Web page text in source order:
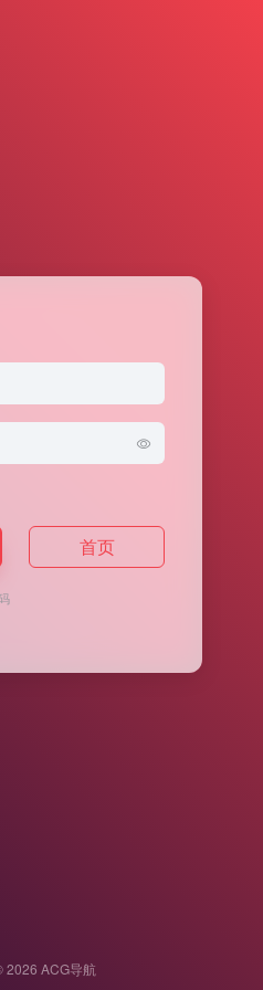
首页
2026 ACG导航